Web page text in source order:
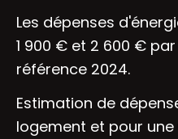
Les dépenses
1 900 € et 2 600 €
référence 2024.
Estimation de
logement et pour